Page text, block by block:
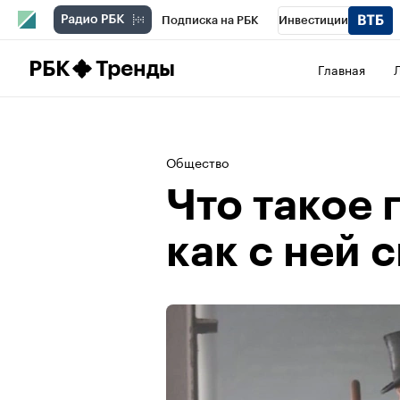
Подписка на РБК Инвестиции
РБК Тренды Главная
Общество
Что такое
как с ней